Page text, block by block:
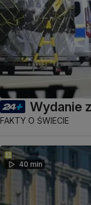
Wydanie
FAKTY O ŚWIECIE
40 min